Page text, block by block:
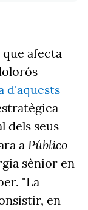
afecta
d'aquests
dels seus
a Público
sènior en
"La
en